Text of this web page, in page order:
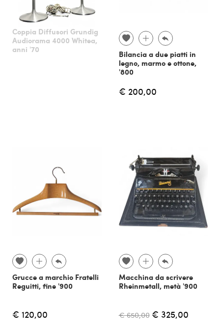
Coppia Diffusori Grundig
Audiorama 4000 Whitea,
anni '70
Bilancia a due piatti in
legno, marmo e ottone,
'800
€ 200,00
Grucce a marchio Fratelli
Reguitti, fine '900
€ 120,00
Macchina da scrivere
Rheinmetall, metà '900
€ 650,00 € 325,00